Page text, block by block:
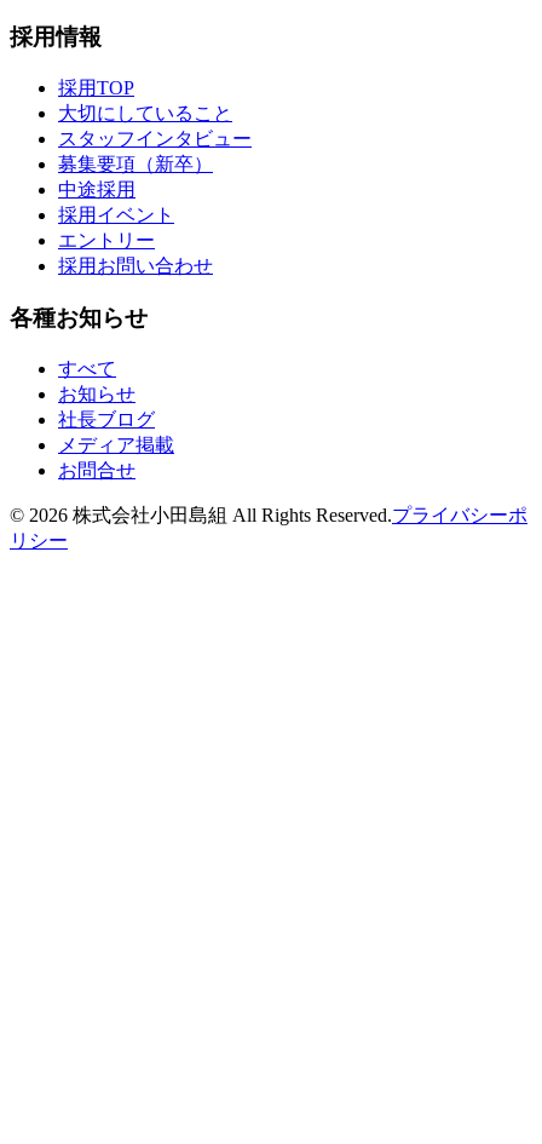
採用情報
採用TOP
大切にしていること
スタッフインタビュー
募集要項（新卒）
中途採用
採用イベント
エントリー
採用お問い合わせ
各種お知らせ
すべて
お知らせ
社長ブログ
メディア掲載
お問合せ
© 2026 株式会社小田島組 All Rights Reserved.プライバシーポ
リシー